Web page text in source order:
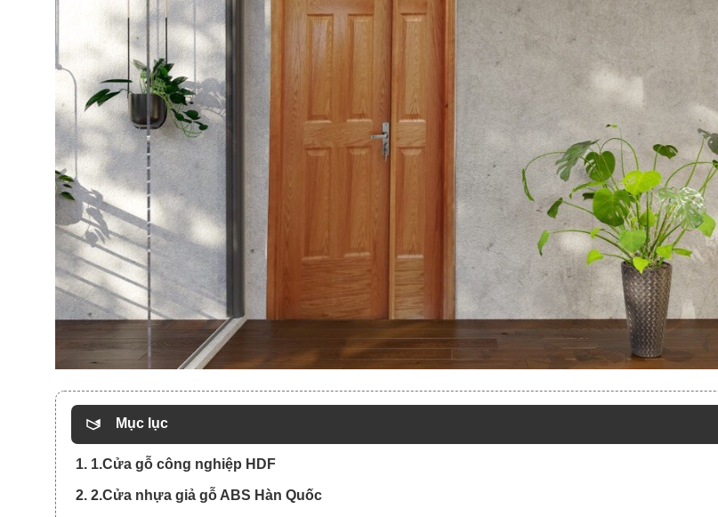
Mục lục
1. 1.Cửa gỗ công nghiệp HDF
2. 2.Cửa nhựa giả gỗ ABS Hàn Quốc